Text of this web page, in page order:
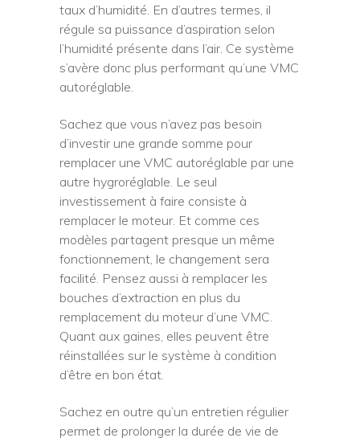
taux d’humidité. En d’autres termes, il
régule sa puissance d’aspiration selon
l’humidité présente dans l’air. Ce système
s’avère donc plus performant qu’une VMC
autoréglable.
Sachez que vous n’avez pas besoin
d’investir une grande somme pour
remplacer une VMC autoréglable par une
autre hygroréglable. Le seul
investissement à faire consiste à
remplacer le moteur. Et comme ces
modèles partagent presque un même
fonctionnement, le changement sera
facilité. Pensez aussi à remplacer les
bouches d’extraction en plus du
remplacement du moteur d’une VMC.
Quant aux gaines, elles peuvent être
réinstallées sur le système à condition
d’être en bon état.
Sachez en outre qu’un entretien régulier
permet de prolonger la durée de vie de